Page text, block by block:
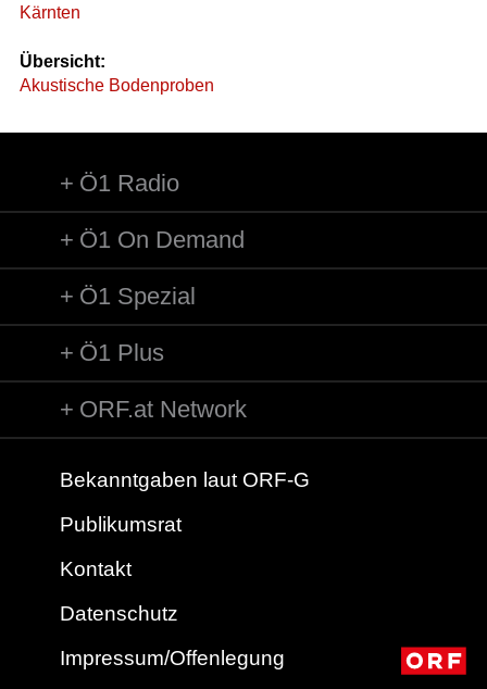
Kärnten
Übersicht:
Akustische Bodenproben
Ö1 Radio
Ö1 On Demand
Ö1 Spezial
Ö1 Plus
ORF.at Network
Bekanntgaben laut ORF-G
Publikumsrat
Kontakt
Datenschutz
Impressum/Offenlegung